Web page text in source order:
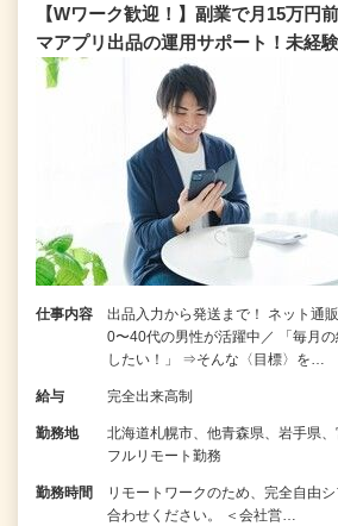
【Wワーク歓迎！】副業で月15万円
マアプリ出品の運用サポート！未経
仕事内容
出品入力から発送まで！ ネット通
0〜40代の男性が活躍中／ 「毎月の
したい！」 ⇒そんな〈目標〉を…
給与 完全出来高制
勤務地
北海道札幌市、他青森県、岩手県
フルリモート勤務
勤務時間
リモートワークのため、完全自由
合わせください。 ＜会社営…